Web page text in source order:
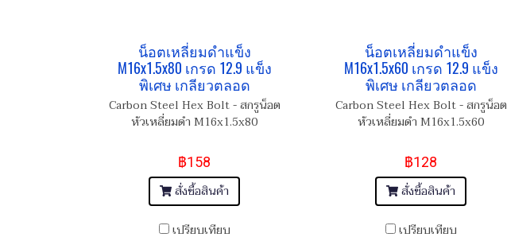
น็อตเหลี่ยมดำแข็ง
M16x1.5x80 เกรด 12.9 แข็ง
พิเศษ เกลียวตลอด
Carbon Steel Hex Bolt - สกรูน็อต
หัวเหลี่ยมดำ M16x1.5x80
฿158
สั่งซื้อสินค้า
เปรียบเทียบ
น็อตเหลี่ยมดำแข็ง
M16x1.5x60 เกรด 12.9 แข็ง
พิเศษ เกลียวตลอด
Carbon Steel Hex Bolt - สกรูน็อต
หัวเหลี่ยมดำ M16x1.5x60
฿128
สั่งซื้อสินค้า
เปรียบเทียบ